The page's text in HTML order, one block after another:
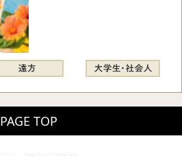
PAGE TOP